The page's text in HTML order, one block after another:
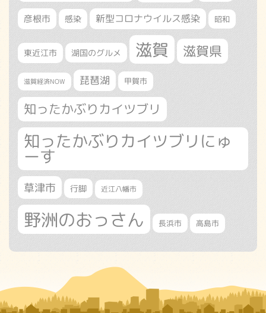
彦根市 感染 新型コロナウイルス感染 昭和
東近江市 湖国のグルメ 滋賀 滋賀県
滋賀経済NOW 琵琶湖 甲賀市
知ったかぶりカイツブリ
知ったかぶりカイツブリにゅ
ーす
草津市 行脚 近江八幡市
野洲のおっさん 長浜市 高島市